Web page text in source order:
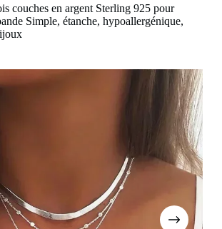
couches en argent Sterling 925 pour
Simple, étanche, hypoallergénique,